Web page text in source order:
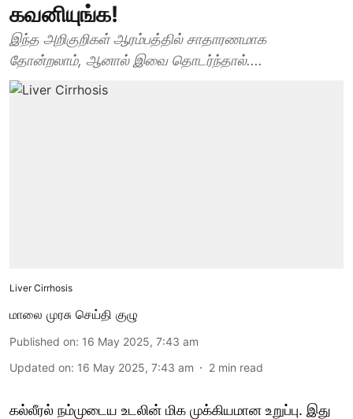
கவனியுங்க!
இந்த அறிகுறிகள் ஆரம்பத்தில் சாதாரணமாக
தோன்றலாம், ஆனால் இவை தொடர்ந்தால்....
Liver Cirrhosis
மாலை முரசு செய்தி குழு
Published on: 16 May 2025, 7:43 am
Updated on: 16 May 2025, 7:43 am 2 min read
கல்லீரல் நம்முடைய உடலின் மிக முக்கியமான உறுப்பு. இது